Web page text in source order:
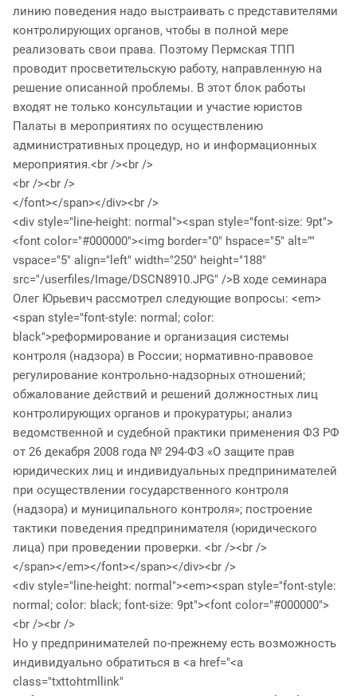
линию поведения надо выстраивать с представителями
контролирующих органов, чтобы в полной мере
реализовать свои права. Поэтому Пермская ТПП
проводит просветительскую работу, направленную на
решение описанной проблемы. В этот блок работы
входят не только консультации и участие юристов
Палаты в мероприятиях по осуществлению
административных процедур, но и информационных
мероприятия.<br /><br />
<br /><br />
</font></span></div><br />
<div style="line-height: normal"><span style="font-size: 9pt">
<font color="#000000"><img border="0" hspace="5" alt=""
vspace="5" align="left" width="250" height="188"
src="/userfiles/Image/DSCN8910.JPG" />В ходе семинара
Олег Юрьевич рассмотрел следующие вопросы: <em>
<span style="font-style: normal; color:
black">реформирование и организация системы
контроля (надзора) в России; нормативно-правовое
регулирование контрольно-надзорных отношений;
обжалование действий и решений должностных лиц
контролирующих органов и прокуратуры; анализ
ведомственной и судебной практики применения ФЗ РФ
от 26 декабря 2008 года № 294-ФЗ «О защите прав
юридических лиц и индивидуальных предпринимателей
при осуществлении государственного контроля
(надзора) и муниципального контроля»; построение
тактики поведения предпринимателя (юридического
лица) при проведении проверки. <br /><br />
</span></em></font></span></div><br />
<div style="line-height: normal"><em><span style="font-style:
normal; color: black; font-size: 9pt"><font color="#000000">
<br /><br />
Но у предпринимателей по-прежнему есть возможность
индивидуально обратиться в <a href="<a
class="txttohtmllink"